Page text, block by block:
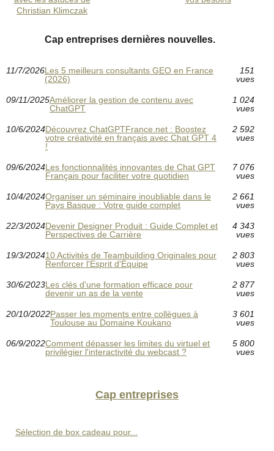
Christian Klimczak
Cap entreprises dernières nouvelles.
11/7/2026Les 5 meilleurs consultants GEO en France
(2026)
151
vues
09/11/2025Améliorer la gestion de contenu avec
ChatGPT
1 024
vues
10/6/2024Découvrez ChatGPTFrance.net : Boostez
votre créativité en français avec Chat GPT 4
!
2 592
vues
09/6/2024Les fonctionnalités innovantes de Chat GPT
Français pour faciliter votre quotidien
7 076
vues
10/4/2024Organiser un séminaire inoubliable dans le
Pays Basque : Votre guide complet
2 661
vues
22/3/2024Devenir Designer Produit : Guide Complet et
Perspectives de Carrière
4 343
vues
19/3/202410 Activités de Teambuilding Originales pour
Renforcer l'Esprit d'Équipe
2 803
vues
30/6/2023Les clés d'une formation efficace pour
devenir un as de la vente
2 877
vues
20/10/2022Passer les moments entre collègues à
Toulouse au Domaine Koukano
3 601
vues
06/9/2022Comment dépasser les limites du virtuel et
privilégier l'interactivité du webcast ?
5 800
vues
Cap entreprises
Sélection de box cadeau pour...